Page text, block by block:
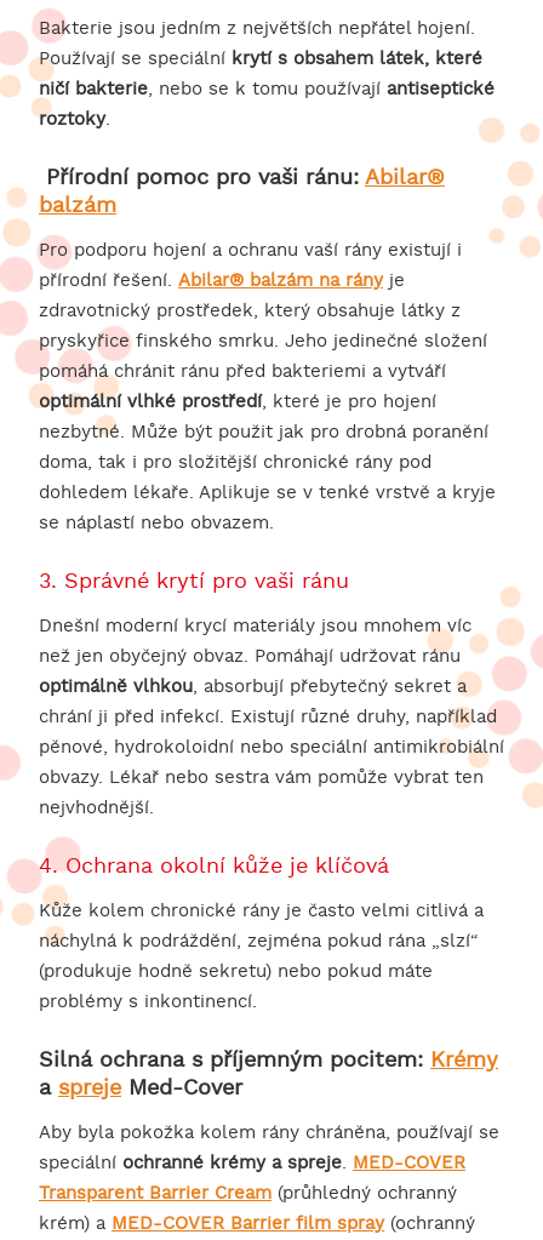
Bakterie jsou jedním z největších nepřátel hojení.
Používají se speciální krytí s obsahem látek, které
ničí bakterie, nebo se k tomu používají antiseptické
roztoky.
Přírodní pomoc pro vaši ránu: Abilar®
balzám
Pro podporu hojení a ochranu vaší rány existují i
přírodní řešení. Abilar® balzám na rányje
zdravotnický prostředek, který obsahuje látky z
pryskyřice finského smrku. Jeho jedinečné složení
pomáhá chránit ránu před bakteriemi a vytváří
optimální vlhké prostředí, které je pro hojení
nezbytné. Může být použit jak pro drobná poranění
doma, tak i pro složitější chronické rány pod
dohledem lékaře. Aplikuje se v tenké vrstvě a kryje
se náplastí nebo obvazem.
3. Správné krytí pro vaši ránu
Dnešní moderní krycí materiály jsou mnohem víc
než jen obyčejný obvaz. Pomáhají udržovat ránu
optimálně vlhkou, absorbují přebytečný sekret a
chrání ji před infekcí. Existují různé druhy, například
pěnové, hydrokoloidní nebo speciální antimikrobiální
obvazy. Lékař nebo sestra vám pomůže vybrat ten
nejvhodnější.
4. Ochrana okolní kůže je klíčová
Kůže kolem chronické rány je často velmi citlivá a
náchylná k podráždění, zejména pokud rána „slzí“
(produkuje hodně sekretu) nebo pokud máte
problémy s inkontinencí.
Silná ochrana s příjemným pocitem: Krémy
a spreje Med-Cover
Aby byla pokožka kolem rány chráněna, používají se
speciální ochranné krémy a spreje. MED-COVER
Transparent Barrier Cream (průhledný ochranný
krém) a MED-COVER Barrier film spray(ochranný